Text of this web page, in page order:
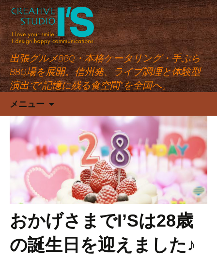
出張グルメBBQ・本格ケータリング・手ぶら
BBQ場を展開。信州発、ライブ調理と体験型
演出で“記憶に残る食空間”を全国へ。
メニュー
ツ
へ
ス
ッ
プ
おかげさまでI’Sは28歳
の誕生日を迎えました♪